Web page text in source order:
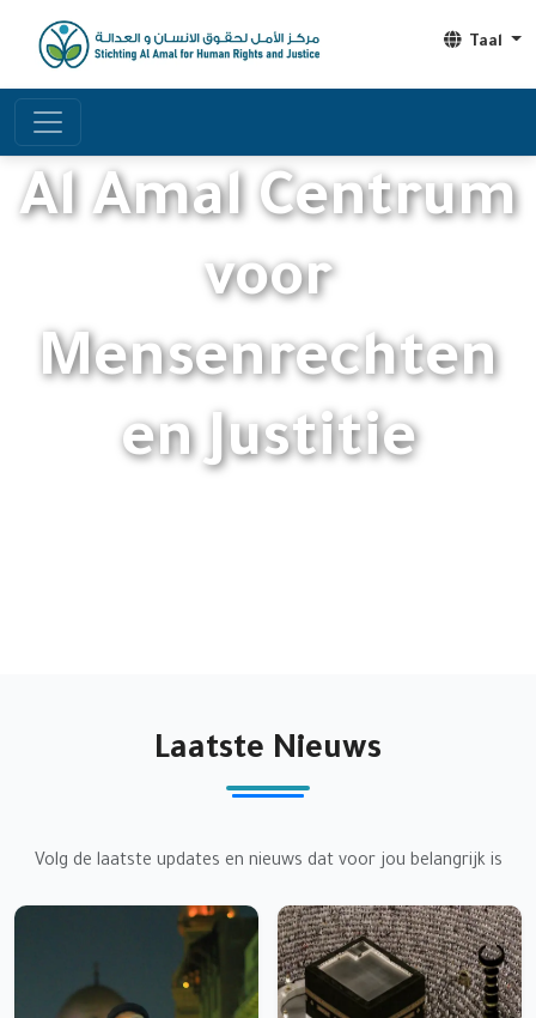
Taal
Al Amal Centrum
voor
Mensenrechten
en Justitie
Laatste Nieuws
Volg de laatste updates en nieuws dat voor jou belangrijk is